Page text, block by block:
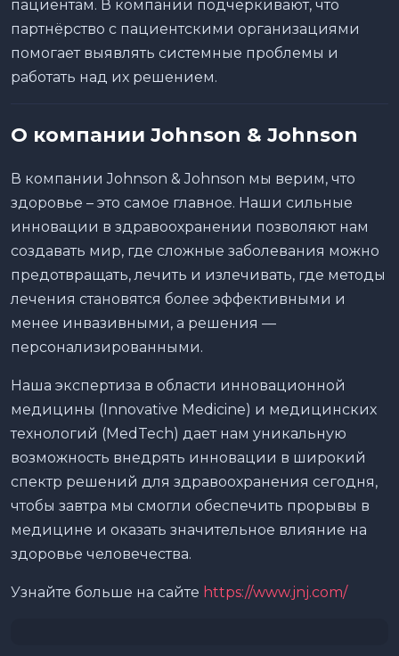
пациентам. В компании подчёркивают, что
партнёрство с пациентскими организациями
помогает выявлять системные проблемы и
работать над их решением.
О компании Johnson & Johnson
В компании Johnson & Johnson мы верим, что
здоровье – это самое главное. Наши сильные
инновации в здравоохранении позволяют нам
создавать мир, где сложные заболевания можно
предотвращать, лечить и излечивать, где методы
лечения становятся более эффективными и
менее инвазивными, а решения —
персонализированными.
Наша экспертиза в области инновационной
медицины (Innovative Medicine) и медицинских
технологий (MedTech) дает нам уникальную
возможность внедрять инновации в широкий
спектр решений для здравоохранения сегодня,
чтобы завтра мы смогли обеспечить прорывы в
медицине и оказать значительное влияние на
здоровье человечества.
Узнайте больше на сайте https://www.jnj.com/